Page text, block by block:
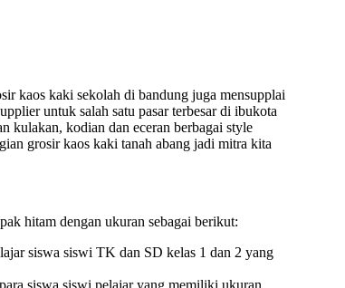
kaos kaki sekolah di bandung juga mensupplai
untuk salah satu pasar terbesar di ibukota
kulakan, kodian dan eceran berbagai style
grosir kaos kaki tanah abang jadi mitra kita
hitam dengan ukuran sebagai berikut:
siswa siswi TK dan SD kelas 1 dan 2 yang
siswa siswi pelajar yang memiliki ukuran